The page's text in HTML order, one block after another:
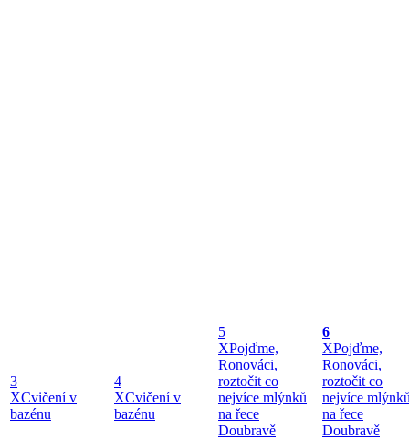
3
XCvičení v
bazénu
4
XCvičení v
bazénu
5
XPojďme,
Ronováci,
roztočit co
nejvíce mlýnků
na řece
Doubravě
6
XPojďme,
Ronováci,
roztočit co
nejvíce
na řece
Doubravě